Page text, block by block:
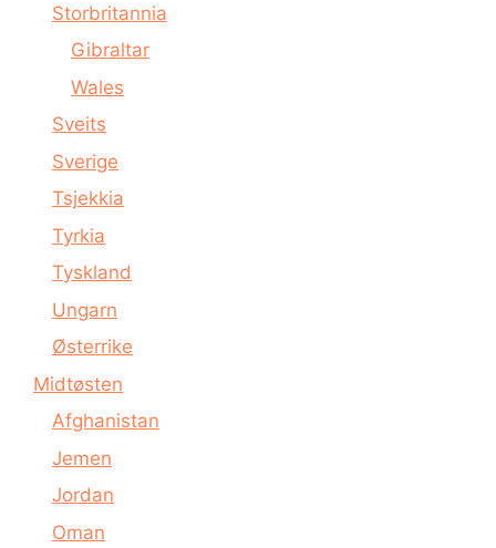
Storbritannia
Gibraltar
Wales
Sveits
Sverige
Tsjekkia
Tyrkia
Tyskland
Ungarn
Østerrike
Midtøsten
Afghanistan
Jemen
Jordan
Oman